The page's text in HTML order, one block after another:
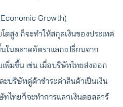
Growth)
ตสูง ก็จะทำให้สกุลเงินของประเทศ
ในตลาดอัตราแลกเปลี่ยนจาก
พิ่มขึ้น เช่น เมื่อบริษัทไทยส่งออก
ะบริษัทคู่ค้าชำระค่าสินค้าเป็นเงิน
ไทยก็จะทำการแลกเงินดอลลาร์